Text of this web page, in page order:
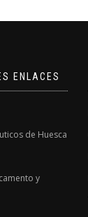
ENLACES
de Huesca
y